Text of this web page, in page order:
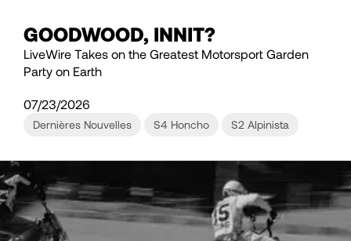
GOODWOOD, INNIT?
LiveWire Takes on the Greatest Motorsport Garden
Party on Earth
07/23/2026
Dernières Nouvelles S4 Honcho S2 Alpinista